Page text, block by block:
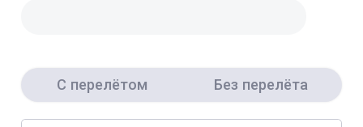
С перелётом Без перелёта